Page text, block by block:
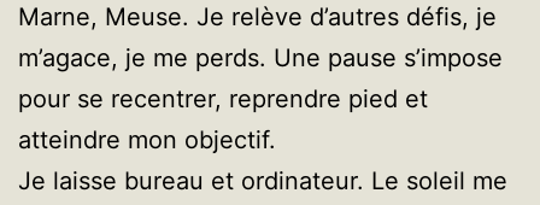
Marne, Meuse. Je relève d’autres défis, je
m’agace, je me perds. Une pause s’impose
pour se recentrer, reprendre pied et
atteindre mon objectif.
Je laisse bureau et ordinateur. Le soleil me